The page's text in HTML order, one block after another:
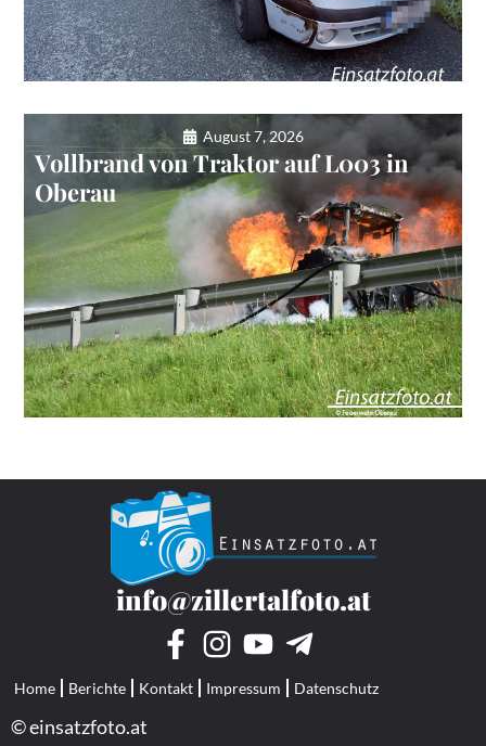
August 7, 2026
Vollbrand von Traktor auf L003 in
Oberau
info@zillertalfoto.at
Home Berichte Kontakt Impressum Datenschutz
© einsatzfoto.at